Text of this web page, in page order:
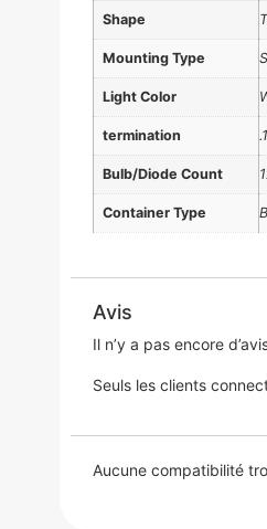
Shape
Mounting Type
Light Color
termination
Bulb/Diode Count
Container Type
Avis
Il n’y a pas encore
Seuls les clients
Aucune compatibilité